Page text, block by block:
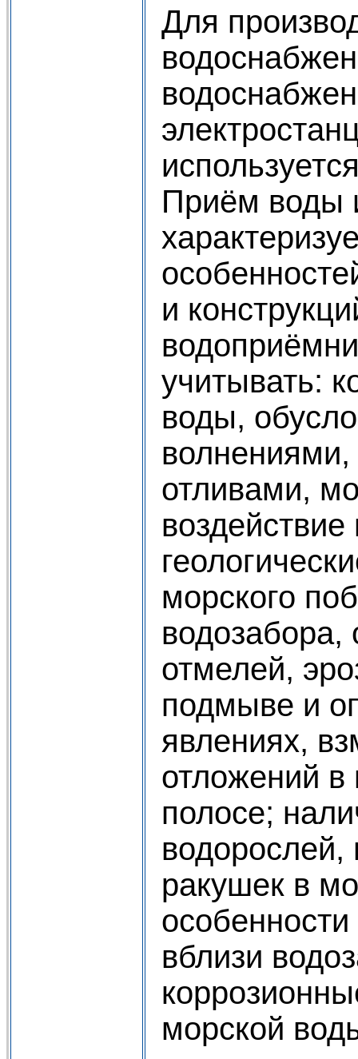
Для
Приём воды
и
учитывать:
воды,
отливами,
воздействие
морского
водозабора,
отмелей,
подмыве и
явлениях,
отложений
полосе;
ракушек в
вблизи
морской